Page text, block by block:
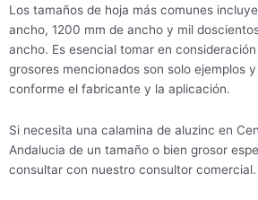
Los tamaños de hoja más comunes
ancho, 1200 mm de ancho y mil
ancho. Es esencial tomar en
grosores mencionados son solo ejemplos
conforme el fabricante y la aplicación.
Si necesita una calamina de aluzinc en
Andalucia de un tamaño o bien grosor
consultar con nuestro consultor comercial.